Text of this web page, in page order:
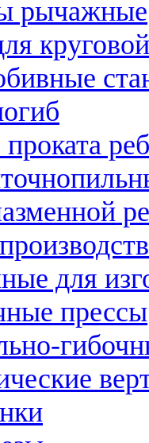
рычажные
для
прессы